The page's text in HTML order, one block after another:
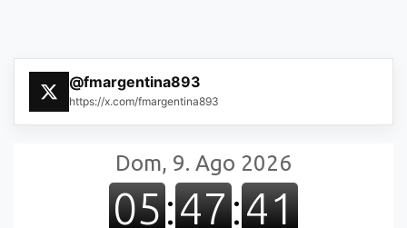
@fmargentina893
https://x.com/fmargentina893